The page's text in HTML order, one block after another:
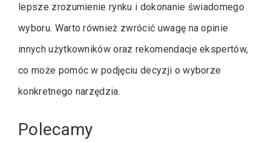
lepsze zrozumienie rynku i dokonanie świadomego
wyboru. Warto również zwrócić uwagę na opinie
innych użytkowników oraz rekomendacje ekspertów,
co może pomóc w podjęciu decyzji o wyborze
konkretnego narzędzia.
Polecamy